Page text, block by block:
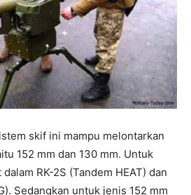
skif ini mampu melontarkan
152 mm dan 130 mm. Untuk
RK-2S (Tandem HEAT) dan
Sedangkan untuk jenis 152 mm